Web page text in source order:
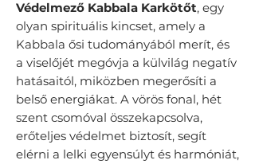
Védelmező Kabbala Karkötőt, egy
olyan spirituális kincset, amely a
Kabbala ősi tudományából merít, és
a viselőjét megóvja a külvilág negatív
hatásaitól, miközben megerősíti a
belső energiákat. A vörös fonal, hét
szent csomóval összekapcsolva,
erőteljes védelmet biztosít, segít
elérni a lelki egyensúlyt és harmóniát,